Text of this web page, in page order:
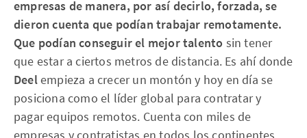
empresas de manera, por así decirlo, forzada, se
dieron cuenta que podían trabajar remotamente.
Que podían conseguir el mejor talento sin tener
que estar a ciertos metros de distancia. Es ahí donde
Deelempieza a crecer un montón y hoy en día se
posiciona como el líder global para contratar y
pagar equipos remotos. Cuenta con miles de